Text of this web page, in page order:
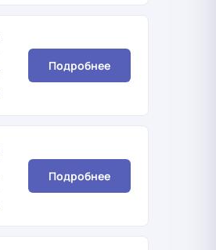
Подробнее
Подробнее